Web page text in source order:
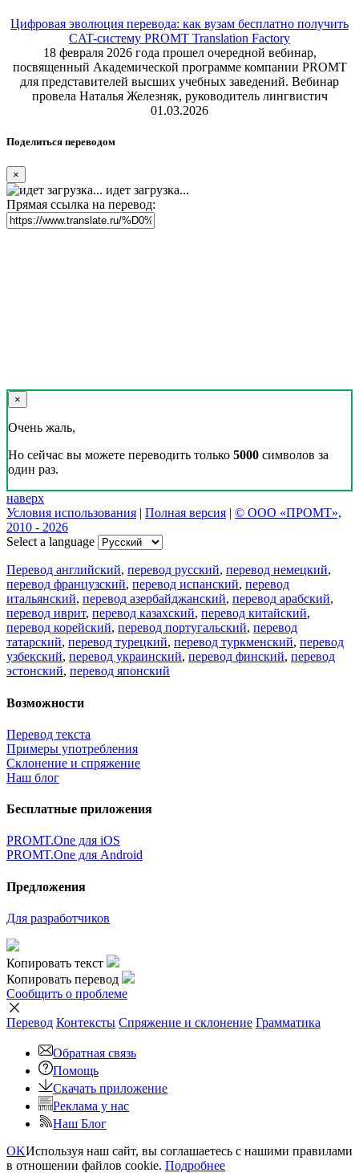
Цифровая эволюция перевода: как вузам бесплатно получить
CAT-систему PROMT Translation Factory
18 февраля 2026 года прошел очередной вебинар,
посвященный Академической программе компании PROMT
для представителей высших учебных заведений. Вебинар
провела Наталья Железняк, руководитель лингвистич
01.03.2026
Поделиться переводом
×
идет загрузка...
Прямая ссылка на перевод:
×
Очень жаль,
Но сейчас вы можете переводить только 5000 символов за
один раз.
наверх
Условия использования | Полная версия | © ООО «ПРОМТ»,
2010 - 2026
Select a language
Перевод английский, перевод русский, перевод немецкий,
перевод французский, перевод испанский, перевод
итальянский, перевод азербайджанский, перевод арабский,
перевод иврит, перевод казахский, перевод китайский,
перевод корейский, перевод португальский, перевод
татарский, перевод турецкий, перевод туркменский, перевод
узбекский, перевод украинский, перевод финский, перевод
эстонский, перевод японский
Возможности
Перевод текста
Примеры употребления
Склонение и спряжение
Наш блог
Бесплатные приложения
PROMT.One для iOS
PROMT.One для Android
Предложения
Для разработчиков
Копировать текст
Копировать перевод
Сообщить о проблеме
Перевод Контексты Спряжение и склонение Грамматика
Обратная связь
Помощь
Скачать приложение
Реклама у нас
Наш Блог
OKИспользуя наш сайт, вы соглашаетесь с нашими правилами
в отношении файлов cookie. Подробнее